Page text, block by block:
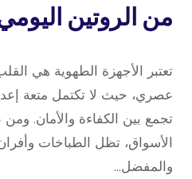
من الروتين
repaircookers
تعتبر الأجهزة الطهوية هي
عصري، حيث لا تكتمل متعة
تجمع بين الكفاءة والأمان.
الأسواق، تظل الطباخات وأفران
والمفضل…